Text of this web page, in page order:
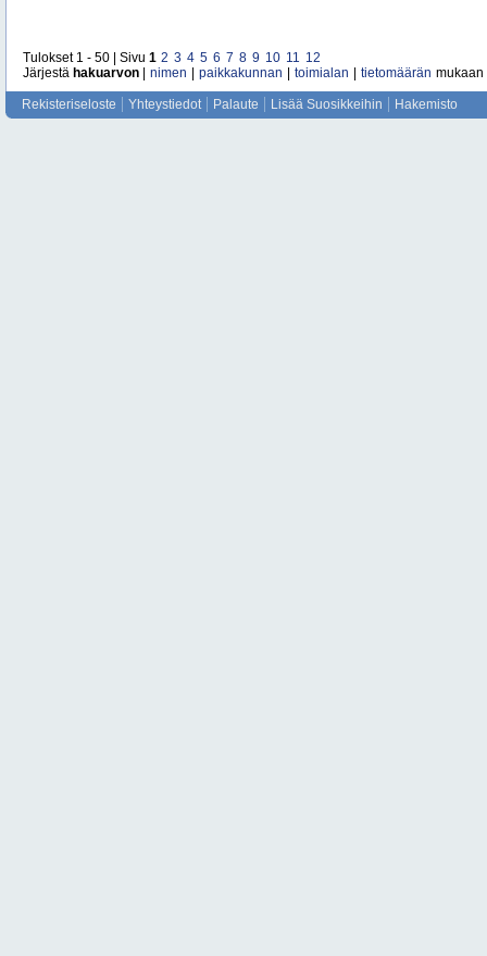
Tulokset 1 - 50 | Sivu 1 2 3 4 5 6 7 8 9 10 11 12
Järjestä hakuarvon nimen paikkakunnan toimialan tietomäärän mukaan
Rekisteriseloste Yhteystiedot Palaute Lisää Suosikkeihin Hakemisto